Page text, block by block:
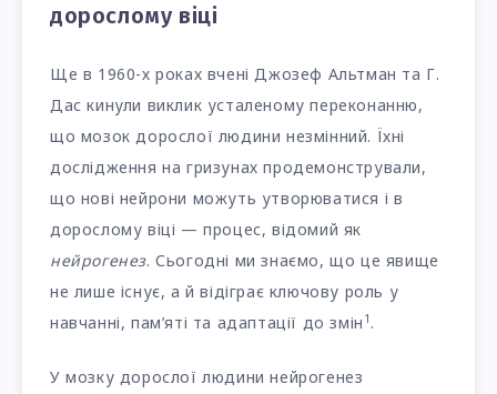
дорослому віці
Ще в 1960-х роках вчені Джозеф Альтман та Г.
Дас кинули виклик усталеному переконанню,
що мозок дорослої людини незмінний. Їхні
дослідження на гризунах продемонстрували,
що нові нейрони можуть утворюватися і в
дорослому віці — процес, відомий як
нейрогенез. Сьогодні ми знаємо, що це явище
не лише існує, а й відіграє ключову роль у
навчанні, пам’яті та адаптації до змін 1 .
У мозку дорослої людини нейрогенез